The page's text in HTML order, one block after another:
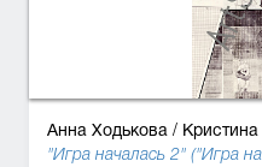
Анна Ходькова /
"Игра началась 2" ("Игра